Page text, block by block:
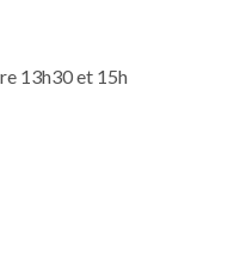
13h30 et 15h